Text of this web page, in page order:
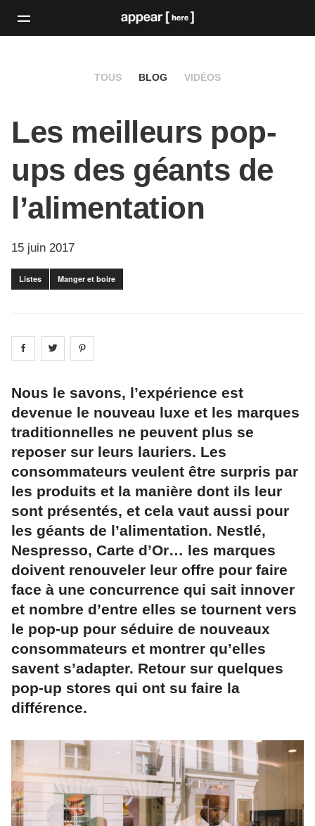
TOUS BLOG VIDÉOS
Les meilleurs pop-
ups des géants de
l’alimentation
15 juin 2017
Listes Manger et boire
Share on facebook
Share on
Nous le savons, l’expérience est
devenue le nouveau luxe et les marques
traditionnelles ne peuvent plus se
reposer sur leurs lauriers. Les
consommateurs veulent être surpris par
les produits et la manière dont ils leur
sont présentés, et cela vaut aussi pour
les géants de l’alimentation. Nestlé,
Nespresso, Carte d’Or… les marques
doivent renouveler leur offre pour faire
face à une concurrence qui sait innover
et nombre d’entre elles se tournent vers
le pop-up pour séduire de nouveaux
consommateurs et montrer qu’elles
savent s’adapter. Retour sur quelques
pop-up stores qui ont su faire la
différence.